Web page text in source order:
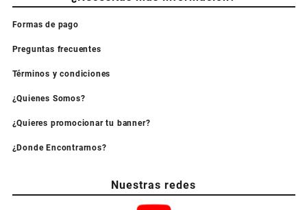
Formas de pago
Preguntas frecuentes
Términos y condiciones
¿Quienes Somos?
¿Quieres promocionar tu banner?
¿Donde Encontrarnos?
Nuestras redes